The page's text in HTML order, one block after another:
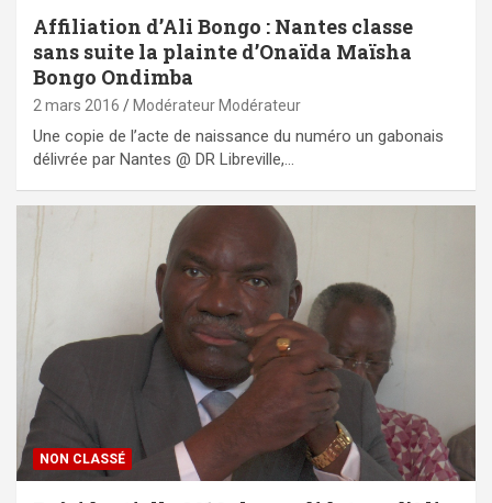
Affiliation d’Ali Bongo : Nantes classe
sans suite la plainte d’Onaïda Maïsha
Bongo Ondimba
2 mars 2016 Modérateur Modérateur
Une copie de l’acte de naissance du numéro un gabonais
délivrée par Nantes @ DR Libreville,…
NON CLASSÉ